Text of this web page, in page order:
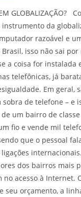
GLOBALIZAÇÃO?
da
razoável e
isso não sai por
a coisa for instalada
telefônicas, já
Em geral,
de telefone – e
um bairro de
fio e vende mil
que o pessoal
dos bairros mais
no acesso à Internet.
seu orçamento, a